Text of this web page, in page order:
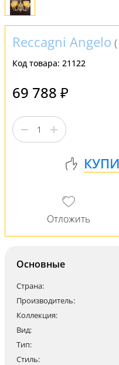
Reccagni Angelo (
Код товара: 21122
69 788 ₽
Основные
Страна:
Производитель:
Коллекция:
Вид:
Тип:
Стиль: